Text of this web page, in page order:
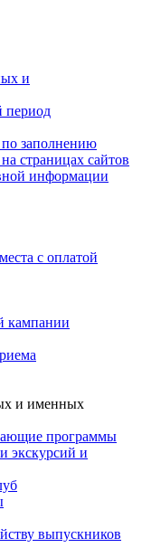
и
период
заполнению
страницах сайтов
информации
с оплатой
кампании
и именных
программы
экскурсий и
выпускников